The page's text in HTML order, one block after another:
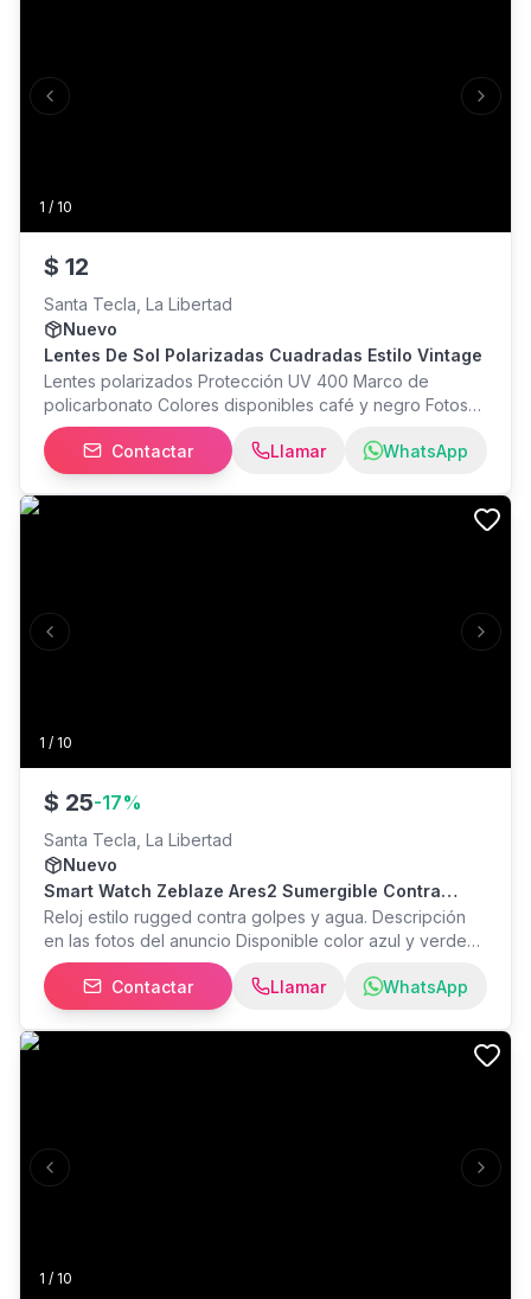
1 / 10
Previous slide Next
$ 12
Santa Tecla, La Libertad
Nuevo
Lentes De Sol Polarizadas Cuadradas Estilo Vintage
Lentes polarizados Protección UV 400 Marco de
policarbonato Colores disponibles café y negro Fotos
reales en las imágenes del anuncio Solo se entregan los
lentes Medidas en las fotos del anuncio Precio fijo $12
Entregas gratis solo en santa tecla por Las tardes Envíos
a la mayor parte del país. MAYOR INFO WhatsApp
Contactar Llamar WhatsApp
1 / 10
Previous slide Next
$ 25-17%
Santa Tecla, La Libertad
Nuevo
Smart Watch Zeblaze Ares2 Sumergible Contra
Golpes
Reloj estilo rugged contra golpes y agua. Descripción
en las fotos del anuncio Disponible color azul y verde
Nuevos solo se saco para las fotos Para mayor info
inbox o WhatsApp
Contactar Llamar WhatsApp
1 / 10
Previous slide Next